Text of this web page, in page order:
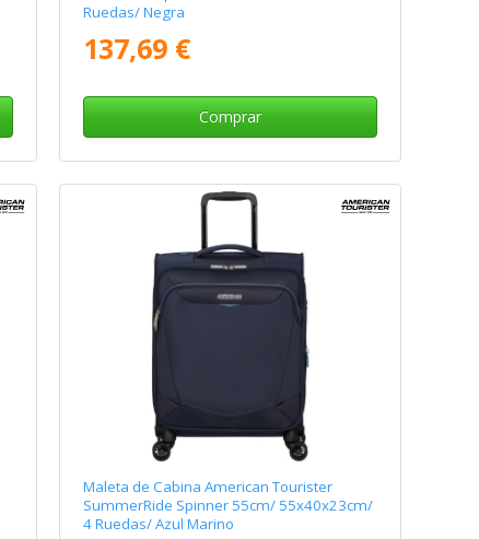
Ruedas/ Negra
137,69 €
Comprar
Maleta de Cabina American Tourister
SummerRide Spinner 55cm/ 55x40x23cm/
4 Ruedas/ Azul Marino